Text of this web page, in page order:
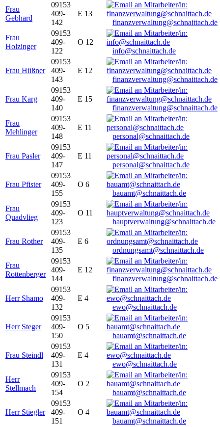
Frau
Gebhard
09153
409-
142
E 13
finanzverwaltung@schnaittach.de
Frau
Holzinger
09153
409-
122
O 12
info@schnaittach.de
Frau Hüßner
09153
409-
143
E 12
finanzverwaltung@schnaittach.de
Frau Karg
09153
409-
140
E 15
finanzverwaltung@schnaittach.de
Frau
Mehlinger
09153
409-
148
E 11
personal@schnaittach.de
Frau Pasler
09153
409-
147
E 11
personal@schnaittach.de
Frau Pfister
09153
409-
155
O 6
bauamt@schnaittach.de
Frau
Quadvlieg
09153
409-
123
O 11
hauptverwaltung@schnaittach.de
Frau Rother
09153
409-
135
E 6
ordnungsamt@schnaittach.de
Frau
Rottenberger
09153
409-
144
E 12
finanzverwaltung@schnaittach.de
Herr Shamo
09153
409-
132
E 4
ewo@schnaittach.de
Herr Steger
09153
409-
150
O 5
bauamt@schnaittach.de
Frau Steindl
09153
409-
131
E 4
ewo@schnaittach.de
Herr
Stellmach
09153
409-
154
O 2
bauamt@schnaittach.de
Herr Stiegler
09153
409-
151
O 4
bauamt@schnaittach.de